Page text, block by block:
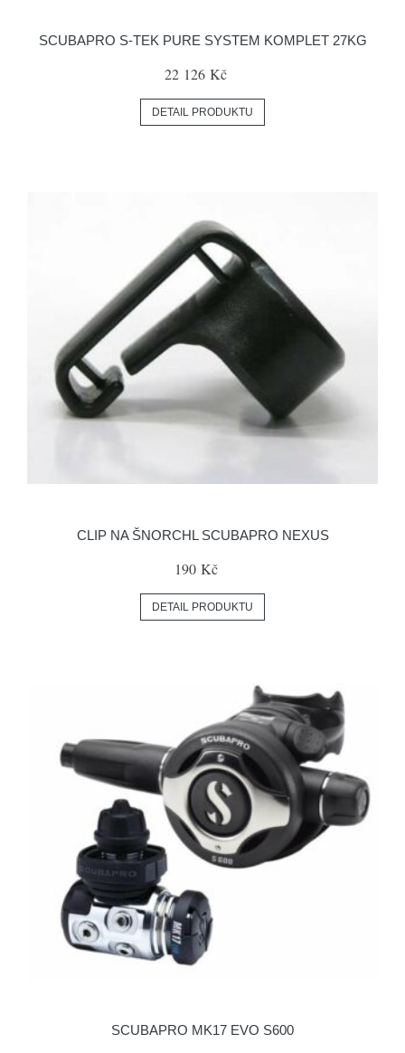
SCUBAPRO S-TEK PURE SYSTEM KOMPLET 27KG
22 126 Kč
DETAIL PRODUKTU
CLIP NA ŠNORCHL SCUBAPRO NEXUS
190 Kč
DETAIL PRODUKTU
SCUBAPRO MK17 EVO S600